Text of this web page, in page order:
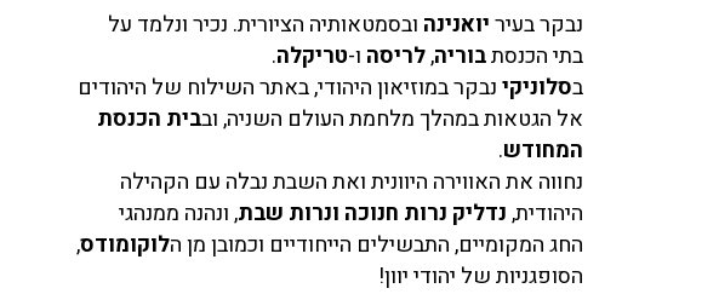
נבקר בעיריואנינה ובסמטאותיה הציורית. נכיר ונלמד על
בתי הכנסתבוריה,לריסה ו-טריקלה.
בסלוניקינבקר במוזיאון היהודי, באתר השילוח של היהודים
אל הגטאות במהלך מלחמת העולם השניה, ובבית הכנסת
המחודש.
נחווה את האווירה היוונית ואת השבת נבלה עם הקהילה
היהודית,נדליק נרות חנוכה ונרות שבת, ונהנה ממנהגי
החג המקומיים, התבשילים הייחודיים וכמובן מן הלוקומודס,
הסופגניות של יהודי יוון!